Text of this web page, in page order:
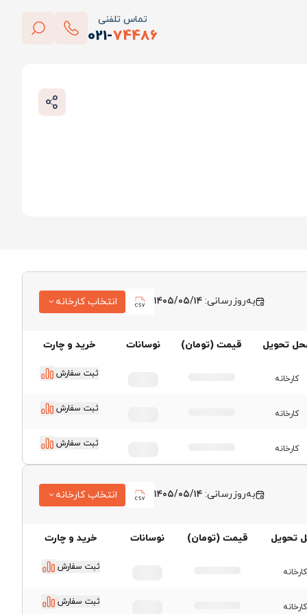
تماس تلفنی
021-74486
به‌روزرسانی: ۱۴۰۵/۰۵/۱۴ انتخاب کارخانه
تهران شرق
قیمت لوله داربست
قیمت لوله داربست
قیمت لوله داربست
گستر حداد
قیمت لوله داربست کچو
قیمت لوله داربست یاران
تحویل قیمت (تومان) نوسانات خرید و چارت
کارخانه ثبت سفارش
کارخانه ثبت سفارش
کارخانه ثبت سفارش
به‌روزرسانی: ۱۴۰۵/۰۵/۱۴ انتخاب کارخانه
تهران شرق
قیمت لوله داربست
قیمت لوله داربست
تحویل قیمت (تومان) نوسانات خرید و چارت
کارخانه ثبت سفارش
کارخانه ثبت سفارش